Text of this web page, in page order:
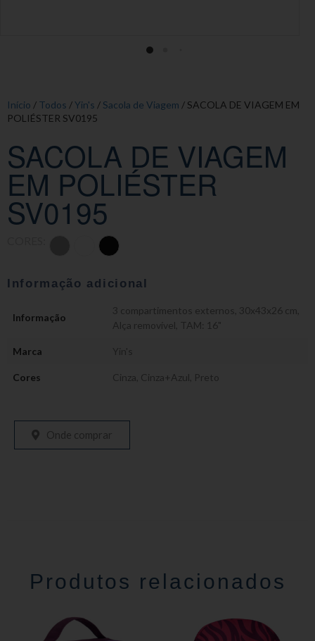
Início / Todos /Yin's / Sacola de Viagem / SACOLA DE VIAGEM EM
POLIÉSTER SV0195
SACOLA DE VIAGEM
EM POLIÉSTER
SV0195
Informação adicional
Informação
3 compartimentos externos 30x43x26 cm
Alça removível TAM: 16"
Marca Yin's
Cores Cinza Cinza+Azul Preto
Onde comprar
Produtos relacionados